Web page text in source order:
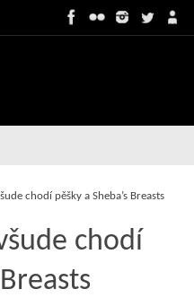
chodí pěšky a Sheba’s Breasts
chodí